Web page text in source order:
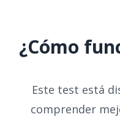
¿Cómo
Este test está
comprender